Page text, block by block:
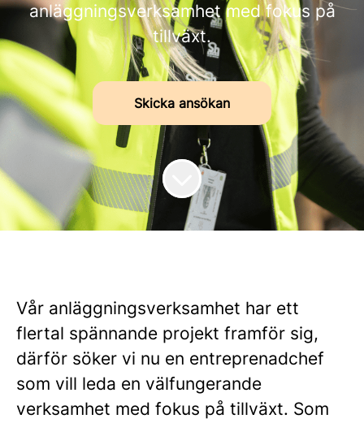
anläggningsverksamhet med fokus på
tillväxt.
Skicka ansökan
Vår anläggningsverksamhet har ett
flertal spännande projekt framför sig,
därför söker vi nu en entreprenadchef
som vill leda en välfungerande
verksamhet med fokus på tillväxt. Som